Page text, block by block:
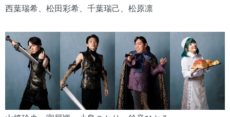
西葉瑞希、松田彩希、千葉瑞己、松原凛